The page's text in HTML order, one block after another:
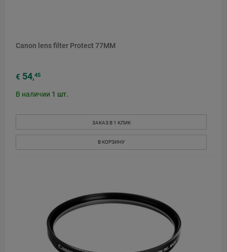
Canon lens filter Protect 77MM
€ 54,45
В наличии 1 шт.
ЗАКАЗ В 1 КЛИК
В КОРЗИНУ